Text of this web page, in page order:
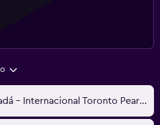
Toronto, ON, Canadá - Internacional Toronto Pearson (YYZ)